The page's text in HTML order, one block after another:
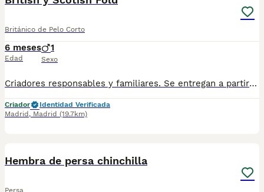
Británico de Pelo Corto
6 meses
Edad
1
Sexo
Criadores responsables y familiares. Se entregan a partir de 2 meses de edad y sus vacunas correspondientes, desparasitados. Todos los cachorros son descendientes de las mejores líneas nacionales. Se entregan en toda España con transporte de alta calidad preparado para animales, van en vehículo climatizado con chófer particular a cargo del comprador. Si tienes dudas o consultas sobre la raza, podemos resolver tus dudas por whats app ;) Abogamos por una cría nacional (no en países del este) en un ambiente familiar con personas con vocación en una cría ética y responsable, y que por encima de todo, aman a los animales Teléfono / Whats app: 641 92 23 90
Criador
Identidad Verificada
Madrid , Madrid (19.7km)
Hembra de persa chinchilla
Persa